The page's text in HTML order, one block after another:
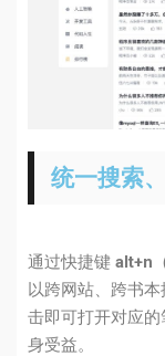
统一搜索
通过快捷键 alt+n
以跨网站、跨书
击即可打开对应
身受益。